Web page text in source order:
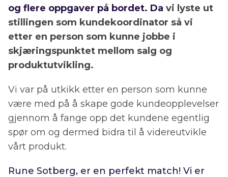
og flere oppgaver på bordet. Davi lyste ut
stillingen som kundekoordinator så vi
etter en person som kunne jobbe i
skjæringspunktet mellom salg og
produktutvikling.
Vi var på utkikk etter en person som kunne
være med på å skape gode kundeopplevelser
gjennom å fange opp det kundene egentlig
spør om og dermed bidra til å videreutvikle
vårt produkt.
Rune Sotberg, er en perfekt match! Vi er